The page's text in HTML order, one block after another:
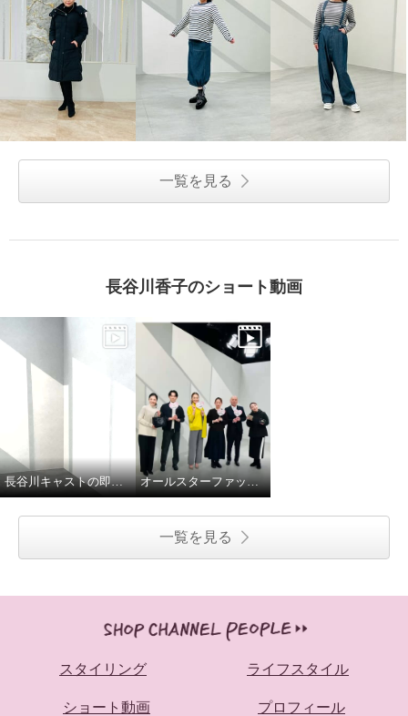
一覧を見る
長谷川香子のショート動画
長谷川キャストの即興ダンス オールスターファッションデイ！
一覧を見る
スタイリング ライフスタイル
ショート動画 プロフィール